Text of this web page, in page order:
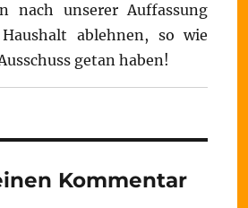
nach unserer Auffassung
ablehnen, so wie
getan haben!
Kommentar